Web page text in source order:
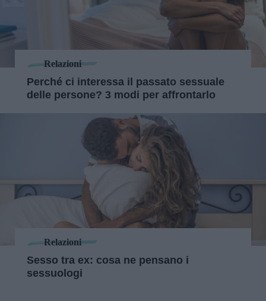
Relazioni
Perché ci interessa il passato sessuale
delle persone? 3 modi per affrontarlo
Relazioni
Sesso tra ex: cosa ne pensano i
sessuologi